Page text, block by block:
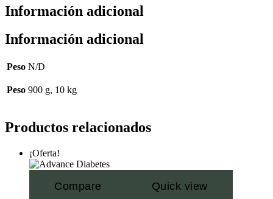
Información adicional
Información adicional
Peso N/D
Peso 900 g, 10 kg
Productos relacionados
¡Oferta!
Compare Quick view